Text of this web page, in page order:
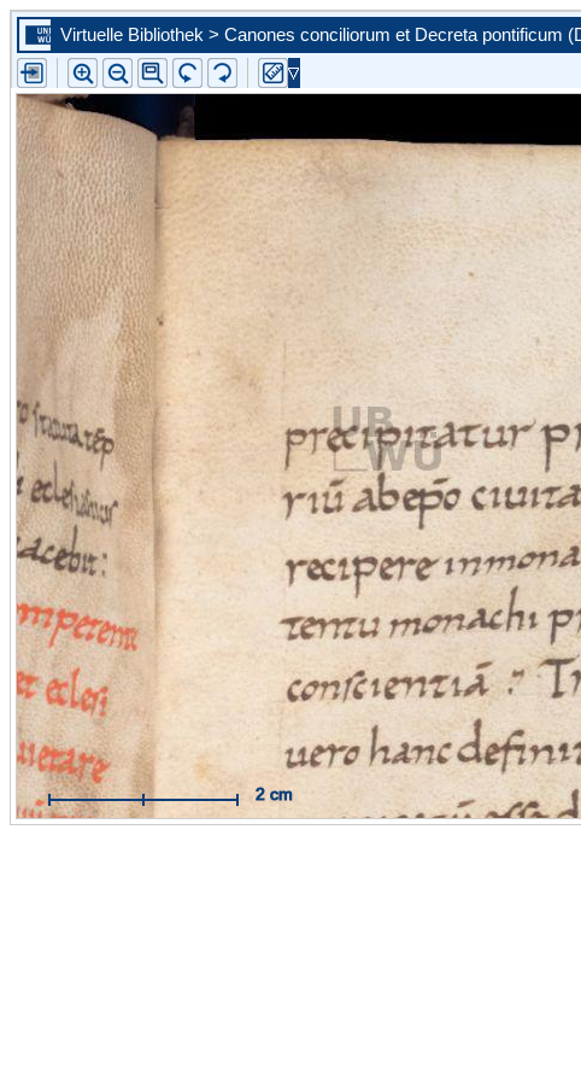
Virtuelle Bibliothek > Canones conciliorum et Decreta pontificum
Zur ersten Seite blättern
Zur vorherigen Seite blättern
Steuern Sie mit Hilfe der Auswahlliste eine konkrete Seite an
Zur nächsten Seite blättern
Zur letzten Seite blättern
Zu diesem Scan in der Portalansicht springen. Sie schließen damit
vergößerte Ansicht.
Bild vergrößern
Bild verkleinern
Die Leselupe vergrößert einen beliebigen Bildausschnitt auf die
angebotene Größe.
Bild wird um 90 Grad nach links gedreht
Bild wird um 90 Grad nach rechts gedreht
Mit Hilfe des Maßbandes können Sie Messungen im Maßstab des
Originals durchführen.
Funktionsweise:
Aktivieren Sie das Maßband per Mausklick.
dann auf die Stelle, an der Sie Ihre Messung beginnen wollen und
Sie mit der Maus eine Linie zum Zielpunkt. Der Endpunkt wird
weiteren Mausklick fixiert.
2 cm